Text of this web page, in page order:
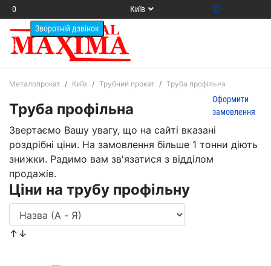
0
800
33 64
13
Київ
суму
Оформити
замовлення
Металопрокат Київ Трубний прокат Труба профільна
Труба профільна
Звертаємо Вашу увагу, що на сайті вказані
роздрібні ціни. На замовлення більше 1 тонни діють
знижки. Радимо вам зв'язатися з відділом
продажів.
Ціни на трубу профільну
↑↓